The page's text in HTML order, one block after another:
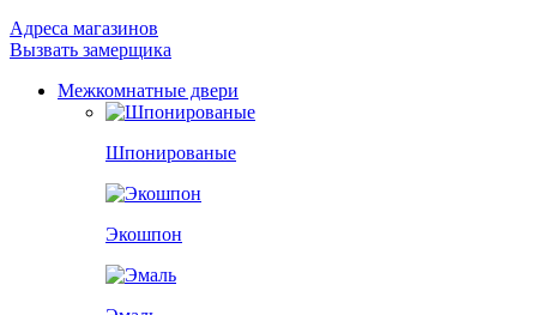
Адреса магазинов
Вызвать замерщика
Межкомнатные двери
Шпонированые
Экошпон